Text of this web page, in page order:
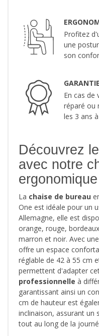
Profitez
une
son
En cas de
réparé ou
les 3 ans
Découvrez
avec notre
La chaise de bureau
One est idéale pour un
Allemagne, elle est
orange, rouge,
marron et noir. Avec
offre un espace
réglable de 42 à 55 cm
permettent d'adapter
professionnelle à
garantissant ainsi un
cm de hauteur est
inclinaison, assurant un
tout au long de la